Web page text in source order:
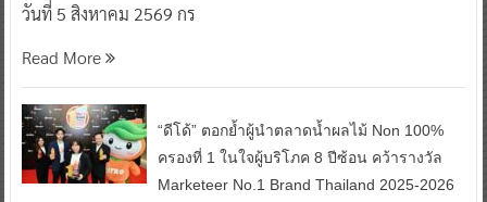
วันที่ 5 สิงหาคม 2569 กร
Read More
“ดีโด้” ตอกย้ำผู้นำตลาดน้ำผลไม้ Non 100%
ครองที่ 1 ในใจผู้บริโภค 8 ปีซ้อน คว้ารางวัล
Marketeer No.1 Brand Thailand 2025-2026